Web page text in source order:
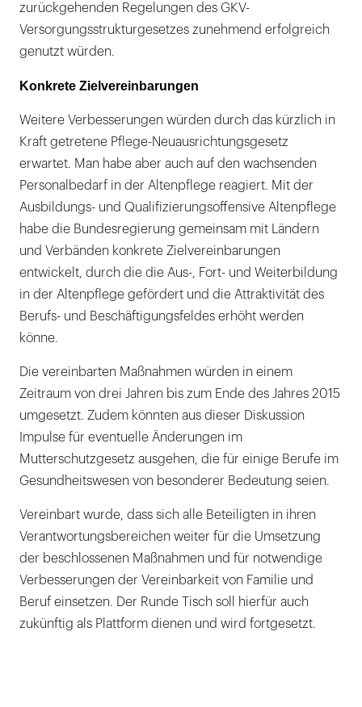
zurückgehenden Regelungen des GKV-
Versorgungsstrukturgesetzes zunehmend erfolgreich
genutzt würden.
Konkrete Zielvereinbarungen
Weitere Verbesserungen würden durch das kürzlich in
Kraft getretene Pflege-Neuausrichtungsgesetz
erwartet. Man habe aber auch auf den wachsenden
Personalbedarf in der Altenpflege reagiert. Mit der
Ausbildungs- und Qualifizierungsoffensive Altenpflege
habe die Bundesregierung gemeinsam mit Ländern
und Verbänden konkrete Zielvereinbarungen
entwickelt, durch die die Aus-, Fort- und Weiterbildung
in der Altenpflege gefördert und die Attraktivität des
Berufs- und Beschäftigungsfeldes erhöht werden
könne.
Die vereinbarten Maßnahmen würden in einem
Zeitraum von drei Jahren bis zum Ende des Jahres 2015
umgesetzt. Zudem könnten aus dieser Diskussion
Impulse für eventuelle Änderungen im
Mutterschutzgesetz ausgehen, die für einige Berufe im
Gesundheitswesen von besonderer Bedeutung seien.
Vereinbart wurde, dass sich alle Beteiligten in ihren
Verantwortungsbereichen weiter für die Umsetzung
der beschlossenen Maßnahmen und für notwendige
Verbesserungen der Vereinbarkeit von Familie und
Beruf einsetzen. Der Runde Tisch soll hierfür auch
zukünftig als Plattform dienen und wird fortgesetzt.